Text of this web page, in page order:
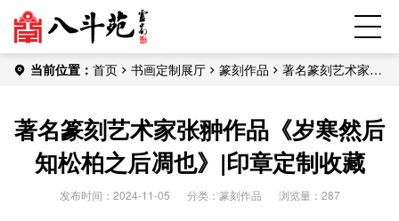
当前位置： 首页 书画定制展厅 篆刻作品
著名篆刻艺术家张
著名篆刻艺术家张翀作品《岁寒然后
知松柏之后凋也》|印章定制收藏
发布时间：2024-11-05 分类： 篆刻作品 浏览量：287